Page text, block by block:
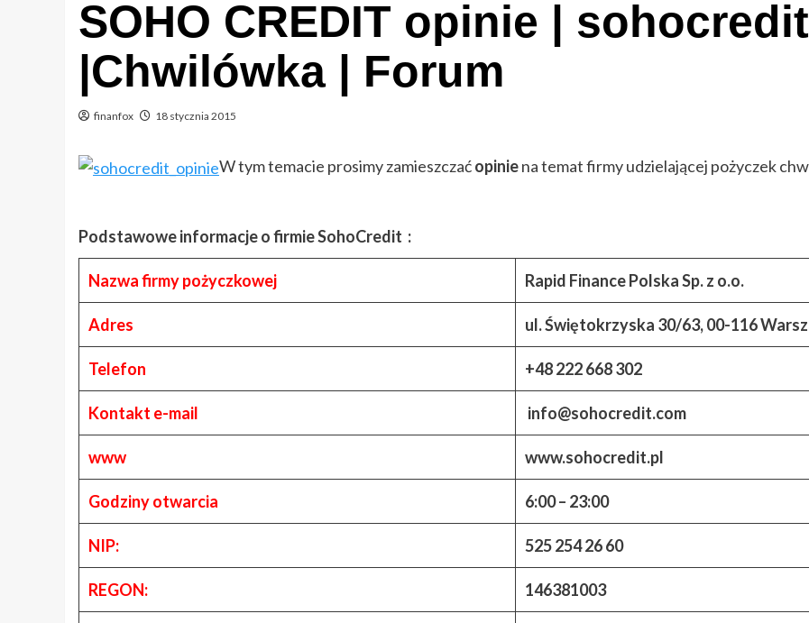
SOHO CREDIT opinie |
|Chwilówka | Forum
finanfox 18 stycznia 2015
W tym temacie prosimy zamieszczaćopiniena temat firmy udzielającej pożyczek
Podstawowe informacje o firmie SohoCredit :
Nazwa firmy pożyczkowej Rapid Finance Polska Sp. z o.o.
Adres ul. Świętokrzyska 30/63, 00-116
Telefon +48 222 668 302
Kontakt e-mail info@sohocredit.com
www www.sohocredit.pl
Godziny otwarcia 6:00 – 23:00
NIP: 525 254 26 60
REGON: 146381003